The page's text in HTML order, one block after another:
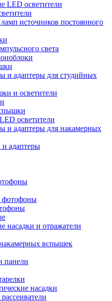
LED осветители
источников постоянного
света
и адаптеры для студийных
и осветители
осветители
и адаптеры для накамерных
адаптеры
фотофоны
насадки и отражатели
вспышек
панели
насадки